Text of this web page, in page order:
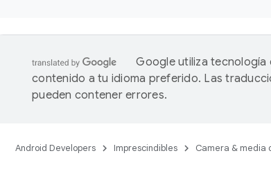
Google utiliza tecnología
contenido a tu idioma preferido. Las
pueden contener errores.
Android Developers Imprescindibles Camera & media